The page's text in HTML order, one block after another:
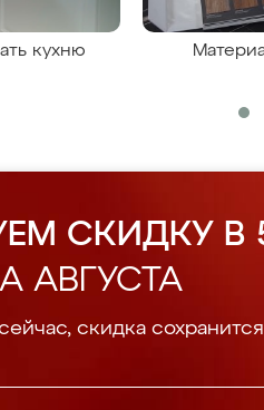
кухню
СКИДКУ В
АВГУСТА
скидка